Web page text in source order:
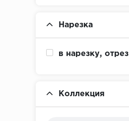
Нарезка
в нарезку, отрез
Коллекция